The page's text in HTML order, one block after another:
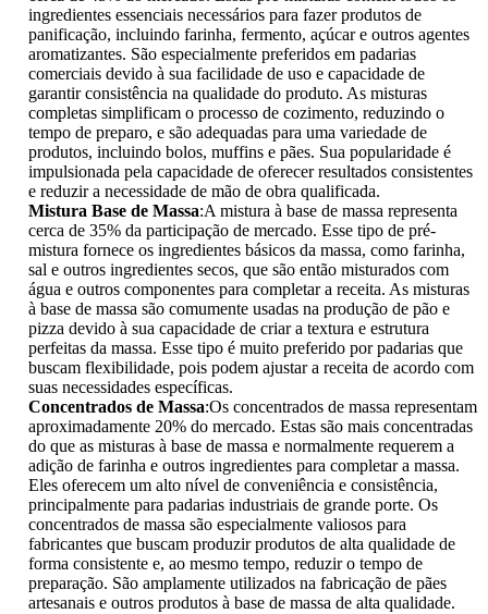
ingredientes essenciais necessários para fazer produtos de
panificação, incluindo farinha, fermento, açúcar e outros agentes
aromatizantes. São especialmente preferidos em padarias
comerciais devido à sua facilidade de uso e capacidade de
garantir consistência na qualidade do produto. As misturas
completas simplificam o processo de cozimento, reduzindo o
tempo de preparo, e são adequadas para uma variedade de
produtos, incluindo bolos, muffins e pães. Sua popularidade é
impulsionada pela capacidade de oferecer resultados consistentes
e reduzir a necessidade de mão de obra qualificada.
Mistura Base de Massa:A mistura à base de massa representa
cerca de 35% da participação de mercado. Esse tipo de pré-
mistura fornece os ingredientes básicos da massa, como farinha,
sal e outros ingredientes secos, que são então misturados com
água e outros componentes para completar a receita. As misturas
à base de massa são comumente usadas na produção de pão e
pizza devido à sua capacidade de criar a textura e estrutura
perfeitas da massa. Esse tipo é muito preferido por padarias que
buscam flexibilidade, pois podem ajustar a receita de acordo com
suas necessidades específicas.
Concentrados de Massa:Os concentrados de massa representam
aproximadamente 20% do mercado. Estas são mais concentradas
do que as misturas à base de massa e normalmente requerem a
adição de farinha e outros ingredientes para completar a massa.
Eles oferecem um alto nível de conveniência e consistência,
principalmente para padarias industriais de grande porte. Os
concentrados de massa são especialmente valiosos para
fabricantes que buscam produzir produtos de alta qualidade de
forma consistente e, ao mesmo tempo, reduzir o tempo de
preparação. São amplamente utilizados na fabricação de pães
artesanais e outros produtos à base de massa de alta qualidade.